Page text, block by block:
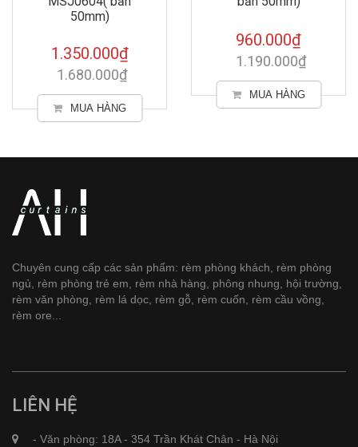
MUA HÀNG MUA
Chuyên cung cấp các sản phẩm: rèm phòng khách, rèm phòng
ngủ, rèm phòng trẻ em, rèm nhà hàng, phông nhung, hội trường,
rèm văn phòng, rèm lá dọc, rèm gỗ, rèm cuốn, rèm cầu vồng,
rèm ore...
LIÊN HỆ
- Văn phòng: 18A - 354 Trần Khát Chân - Hà Nội